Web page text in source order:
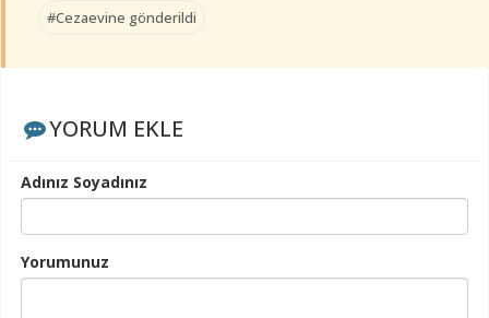
#Cezaevine gönderildi
YORUM EKLE
Adınız Soyadınız
Yorumunuz